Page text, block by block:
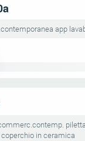
app
in ceramica